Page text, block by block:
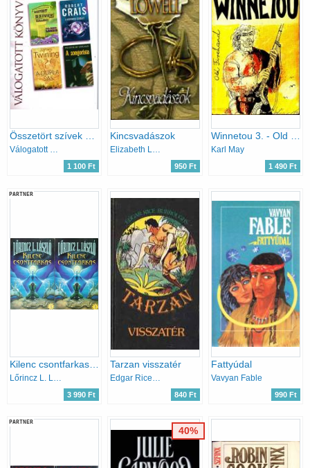
Válogatott könyvek
1 100 Ft
Kincsvadászok
Elizabeth Lowell
950 Ft
Karl May
1 490 Ft
PARTNER
3 990 Ft
Tarzan visszatér
840 Ft
Fattyúdal
Vavyan Fable
990 Ft
PARTNER
40%